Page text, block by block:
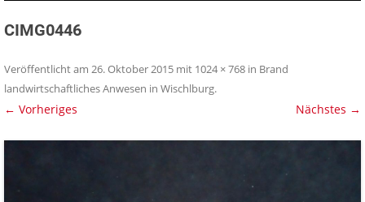
CIMG0446
Veröffentlicht am 26. Oktober 2015 mit 1024 × 768 in Brand
landwirtschaftliches Anwesen in Wischlburg.
← Vorheriges Nächstes →